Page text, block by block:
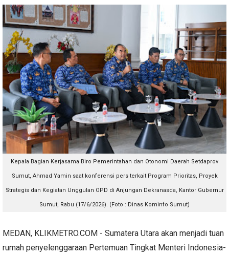
Kepala Bagian Kerjasama Biro Pemerintahan dan Otonomi Daerah Setdaprov
Sumut, Ahmad Yamin saat konferensi pers terkait Program Prioritas, Proyek
Strategis dan Kegiatan Unggulan OPD di Anjungan Dekranasda, Kantor Gubernur
Sumut, Rabu (17/6/2026). (Foto : Dinas Kominfo Sumut)
MEDAN, KLIKMETRO.COM - Sumatera Utara akan menjadi tuan
rumah penyelenggaraan Pertemuan Tingkat Menteri Indonesia-